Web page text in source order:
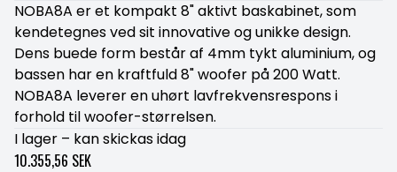
NOBA8A er et kompakt 8" aktivt baskabinet, som
kendetegnes ved sit innovative og unikke design.
Dens buede form består af 4mm tykt aluminium, og
bassen har en kraftfuld 8" woofer på 200 Watt.
NOBA8A leverer en uhørt lavfrekvensrespons i
forhold til woofer-størrelsen.
I lager – kan skickas idag
10.355,56 SEK